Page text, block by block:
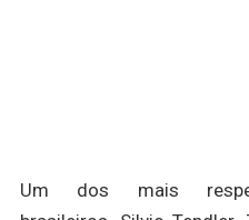
Um dos mais